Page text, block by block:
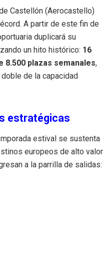
Castellón (Aerocastello)
A partir de este fin de
duplicará su
un hito histórico: 16
8.500 plazas semanales,
de la capacidad
estratégicas
estival se sustenta
europeos de alto valor
a la parrilla de salidas: